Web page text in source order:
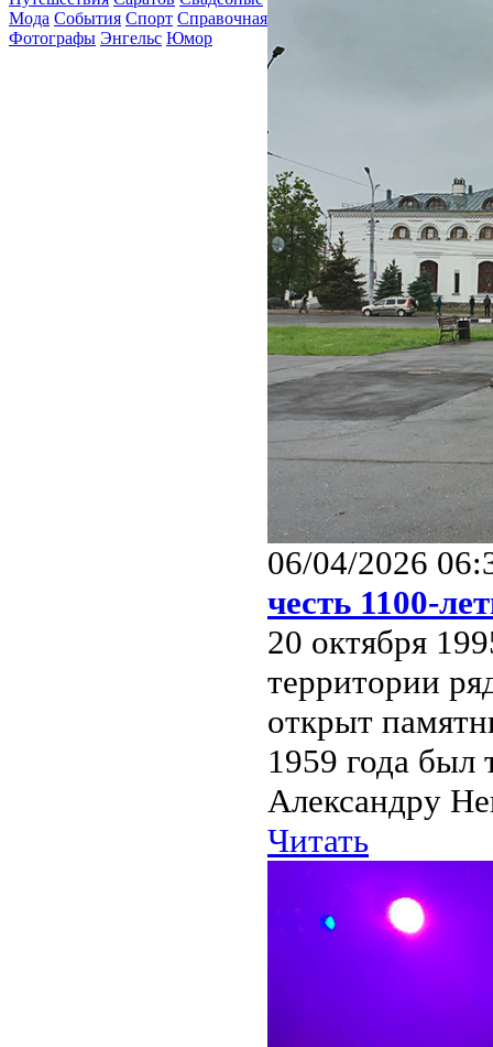
Мода События Спорт Справочная
Фотографы Энгельс Юмор
06/04/2026
честь 1100-
20 октября
территории
открыт
1959 года был
Александру
Читать